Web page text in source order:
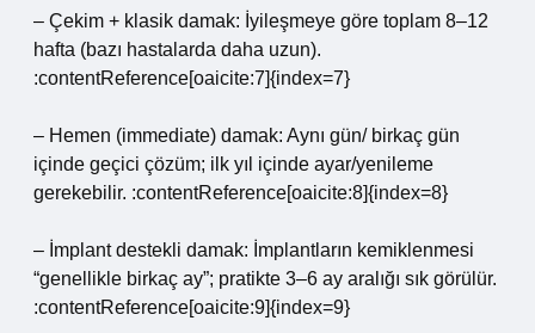
– Çekim + klasik damak: İyileşmeye göre toplam 8–12
hafta (bazı hastalarda daha uzun).
:contentReference[oaicite:7]{index=7}
– Hemen (immediate) damak: Aynı gün/ birkaç gün
içinde geçici çözüm; ilk yıl içinde ayar/yenileme
gerekebilir. :contentReference[oaicite:8]{index=8}
– İmplant destekli damak: İmplantların kemiklenmesi
“genellikle birkaç ay”; pratikte 3–6 ay aralığı sık görülür.
:contentReference[oaicite:9]{index=9}